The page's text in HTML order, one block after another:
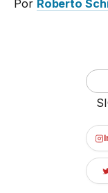
Por Roberto